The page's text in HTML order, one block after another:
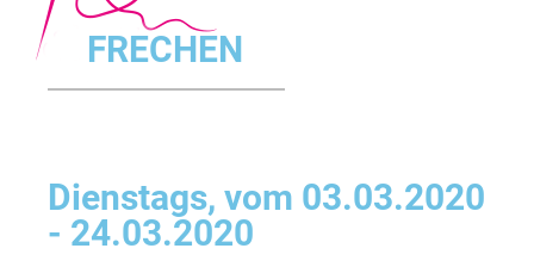
FRECHEN
Dienstags, vom 03.03.2020
- 24.03.2020